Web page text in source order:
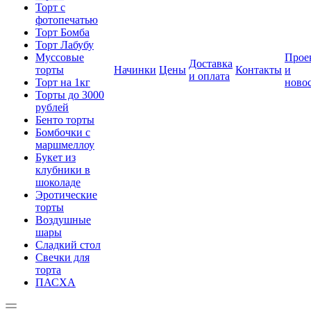
Торт с
фотопечатью
Торт Бомба
Торт Лабубу
Муссовые
торты
Торт на 1кг
Торты до 3000
рублей
Бенто торты
Бомбочки с
маршмеллоу
Букет из
клубники в
шоколаде
Эротические
торты
Воздушные
шары
Сладкий стол
Свечки для
торта
ПАСХА
Начинки Цены
Доставка
и оплата
Контакты и